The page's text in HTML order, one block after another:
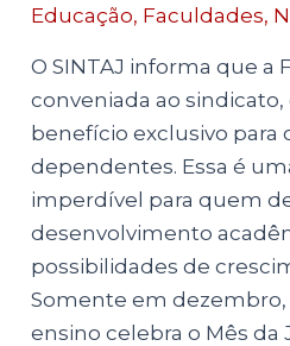
Educação, Faculdades,
O SINTAJ informa que a
conveniada ao
benefício exclusivo para
dependentes. Essa é
imperdível para quem
desenvolvimento
possibilidades de
Somente em dezembro,
ensino celebra o Mês da